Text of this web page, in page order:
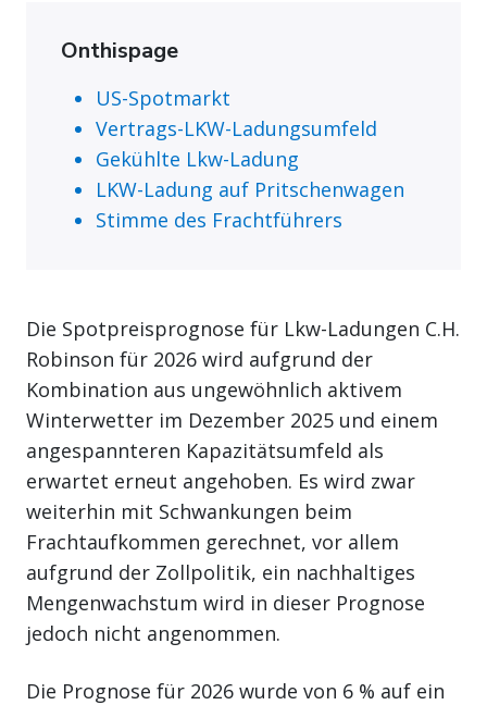
Onthispage
US-Spotmarkt
Vertrags-LKW-Ladungsumfeld
Gekühlte Lkw-Ladung
LKW-Ladung auf Pritschenwagen
Stimme des Frachtführers
Die Spotpreisprognose für Lkw-Ladungen C.H.
Robinson für 2026 wird aufgrund der
Kombination aus ungewöhnlich aktivem
Winterwetter im Dezember 2025 und einem
angespannteren Kapazitätsumfeld als
erwartet erneut angehoben. Es wird zwar
weiterhin mit Schwankungen beim
Frachtaufkommen gerechnet, vor allem
aufgrund der Zollpolitik, ein nachhaltiges
Mengenwachstum wird in dieser Prognose
jedoch nicht angenommen.
Die Prognose für 2026 wurde von 6 % auf ein